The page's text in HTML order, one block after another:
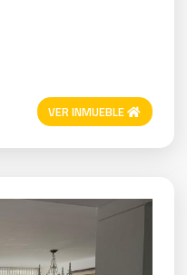
VER INMUEBLE